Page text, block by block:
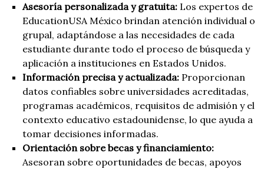
Asesoría personalizada y gratuita: Los expertos de
EducationUSA México brindan atención individual o
grupal, adaptándose a las necesidades de cada
estudiante durante todo el proceso de búsqueda y
aplicación a instituciones en Estados Unidos.
Información precisa y actualizada: Proporcionan
datos confiables sobre universidades acreditadas,
programas académicos, requisitos de admisión y el
contexto educativo estadounidense, lo que ayuda a
tomar decisiones informadas.
Orientación sobre becas y financiamiento:
Asesoran sobre oportunidades de becas, apoyos